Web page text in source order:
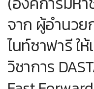
จาก ผู้อำนวย
ไนท์ซาฟารี ใ
วิชาการ